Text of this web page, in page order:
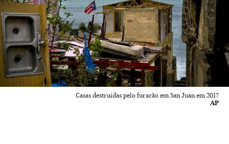
Casas destruídas pelo furacão em San Juan em 2017
AP